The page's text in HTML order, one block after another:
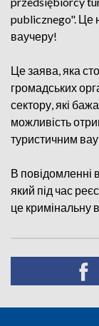
publicznego". Це
ваучеру!
Це заява, яка
громадських
сектору, які
можливість
туристичним
В повідомленні
який під час
це кримінальну